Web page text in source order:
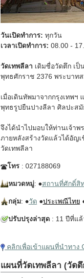
วันเปิดทำการ: ทุกวัน
เวลาเปิดทำการ: 08.00 -
วัดเทพลีลา เดิมชื่อวัดตึก เ
พุทธศักราช 2376 พระบาท
เมื่อเดินทัพมาจากกรุงเทพ
พุทธรูปยืนปางลีลา ศิลปะสมั
จึงได้นำไปมอบให้ท่านเจ้า
ภายหลังสร้างวัดแล้วได้อัญ
วัดเทพลีลา
โทร: 027188069
หมวดหมู่: ●สถานที่ศักดิ์สิ
กลุ่ม: ●วัด ●ประเพณีไทย
ปรับปรุงล่าสุด: 11 ปีที่แล้
คลิกเพื่อเข้าแผนที่นำทาง
แผนที่วัดเทพลีลา (วัดตึ